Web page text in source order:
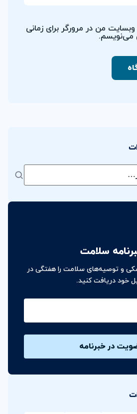
وبسایت من در مرورگر برای زمانی
می‌نویسم.
سلامت
و توصیه‌های سلامت را هفتگی در
خود دریافت کنید.
ایمیل